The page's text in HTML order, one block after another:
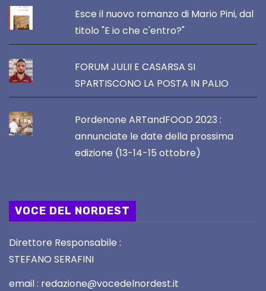
Esce il nuovo romanzo di Mario Pini, dal
titolo "E io che c'entro?"
FORUM JULII E CASARSA SI
SPARTISCONO LA POSTA IN PALIO
Pordenone ARTandFOOD 2023 :
annunciate le date della prossima
edizione (13-14-15 ottobre)
VOCE DEL NORDEST
Direttore Responsabile :
STEFANO SERAFINI
email : redazione@vocedelnordest.it